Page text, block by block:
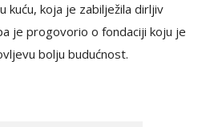
kuću, koja je zabilježila dirljiv
je progovorio o fondaciji koju je
bolju budućnost.